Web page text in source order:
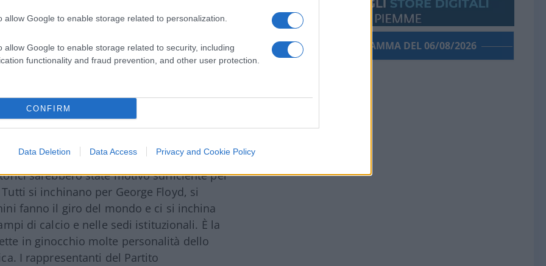
allow Google to enable storage related to personalization.
allow Google to enable storage related to security, including
functionality and fraud prevention, and other user protection.
CONFIRM
Data Deletion Data Access Privacy and Cookie Policy
York nel 1919. Ma questo particolare
male. E non ditegli neanche che questa
e che i partigiani, quelli veri, forse
una grande delusione. E ora siamo arrivati
e in ogni occasione, come se al
toccando, perché in questi giorni
che non hanno alcuna logica.
vediamo gente che ha perso ogni
sarebbero state motivo sufficiente per
si inchinano per George Floyd, si
fanno il giro del mondo e ci si inchina
di calcio e nelle sedi istituzionali. È la
in ginocchio molte personalità dello
I rappresentanti del Partito
PORROGRAMMA DEL 06/08/2026